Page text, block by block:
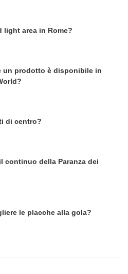
light area in Rome?
un prodotto è disponibile in
di centro?
continuo della Paranza dei
le placche alla gola?